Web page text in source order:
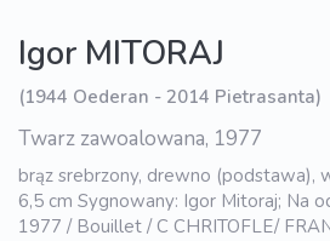
Igor MITORAJ
(1944 Oederan - 2014 Pietrasanta)
Twarz zawoalowana, 1977
brąz srebrzony, drewno (podstawa),
6,5 cm Sygnowany: Igor Mitoraj; Na
1977 / Bouillet / C CHRITOFLE/